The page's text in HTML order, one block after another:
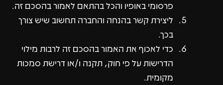
פרסומי באופיו והכל בהתאם לאמור בהסכם זה.
ליצירת קשר בהנחה והחברה תחשוב שיש צורך
בכך.
כדי לאכוף את האמור בהסכם זה לרבות מילוי
הדרישות על פי חוק, תקנה ו/או דרישת סמכות
מקומית.